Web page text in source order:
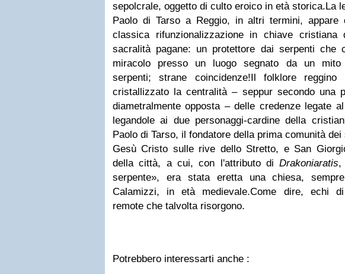
sepolcrale, oggetto di culto eroico in età storica.La
Paolo di Tarso a Reggio, in altri termini, appare
classica rifunzionalizzazione in chiave cristiana
sacralità pagane: un protettore dai serpenti che
miracolo presso un luogo segnato da un
serpenti; strane coincidenze!Il folklore reggino
cristallizzato la centralità – seppur secondo una
diametralmente opposta – delle credenze legate
legandole ai due personaggi-cardine della
Paolo di Tarso, il fondatore della prima comunità dei
Gesù Cristo sulle rive dello Stretto, e San
della città, acui, con l'attributo diDrakoniaratis,
serpente», era stata eretta una chiesa,
Calamizzi, in età medievale.Come dire, echi di
remote che talvolta risorgono.
Potrebbero interessarti anche :